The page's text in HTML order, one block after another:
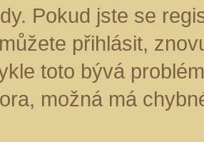
Pokud jste se
přihlásit,
toto bývá
možná má